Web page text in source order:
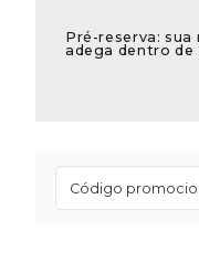
Pré-reserva: sua
adega dentro de